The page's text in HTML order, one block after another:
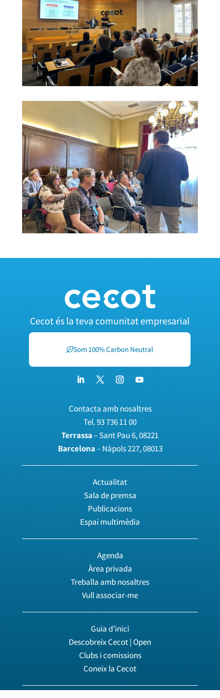
Cecot és la teva comunitat empresarial
Som 100% Carbon Neutral
Contacta amb nosaltres
Tel.93 736 11 00
Terrassa– Sant Pau 6, 08221
Barcelona– Nàpols 227, 08013
Actualitat
Sala de premsa
Publicacions
Espai multimèdia
Agenda
Àrea privada
Treballa amb nosaltres
Vull associar-me
Guia d’inici
Descobreix Cecot | Open
Clubs i comissions
Coneix la Cecot